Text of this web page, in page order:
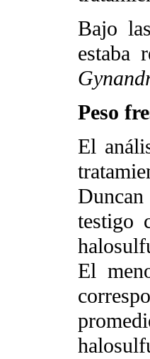
Bajo
estaba
Peso
El
testigo
El